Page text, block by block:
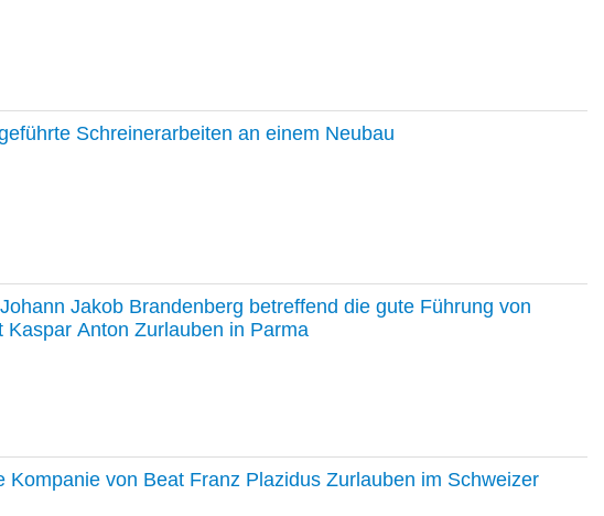
Schreinerarbeiten an einem Neubau
Jakob Brandenberg betreffend die gute Führung von
Anton Zurlauben in Parma
von Beat Franz Plazidus Zurlauben im Schweizer